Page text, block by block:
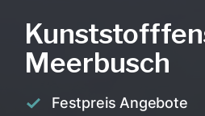
Meerbusch
Festpreis Angebote